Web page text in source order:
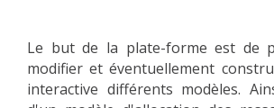
Le but de la plate-forme est de
modifier et éventuellement
interactive différents modèles.